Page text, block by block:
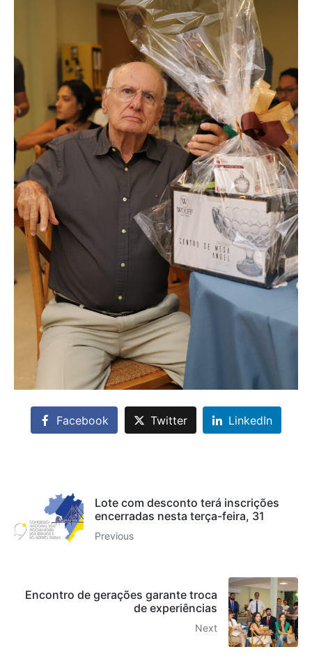
Facebook Twitter LinkedIn
Lote com desconto terá inscrições
encerradas nesta terça-feira, 31
Previous
Encontro de gerações garante troca
de experiências
Next